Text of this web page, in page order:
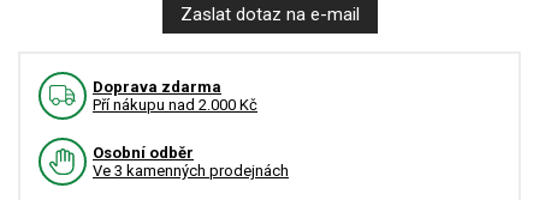
Zaslat dotaz na e-mail
Doprava zdarma
Pří nákupu nad 2.000 Kč
Osobní odběr
Ve 3 kamenných prodejnách